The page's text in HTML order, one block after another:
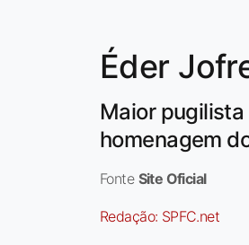
Éder
Maior
homenagem
Fonte Site Oficial
Redação: SPFC.net